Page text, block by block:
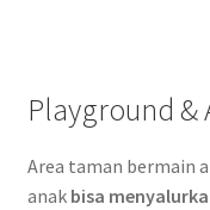
Playground &
Area taman bermain
anak bisa